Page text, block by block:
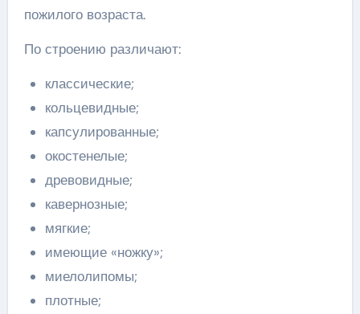
пожилого возраста.
По строению различают:
классические;
кольцевидные;
капсулированные;
окостенелые;
древовидные;
кавернозные;
мягкие;
имеющие «ножку»;
миелолипомы;
плотные;